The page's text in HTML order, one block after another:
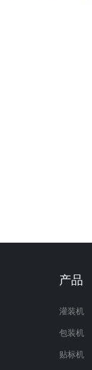
产品
灌装机
包装机
贴标机